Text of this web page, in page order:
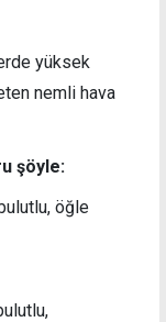
yüksek
nemli hava
şöyle:
öğle